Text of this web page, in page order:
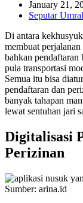
January 21,
Seputar
Di antara
membuat
bahkan pendaftaran
pula transportasi
Semua itu bisa
pendaftaran dan
banyak tahapan
lewat sentuhan jari
Digitalisasi
Perizinan
Sumber: arina.id